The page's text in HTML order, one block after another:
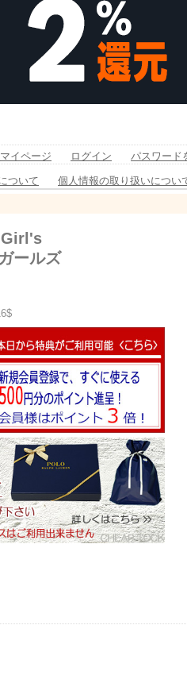
マイページ ログイン パスワード
ついて 個人情報の取り扱いについ
Girl's
ールズ